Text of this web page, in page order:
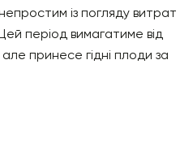
із погляду витрат
період вимагатиме від
принесе гідні плоди за